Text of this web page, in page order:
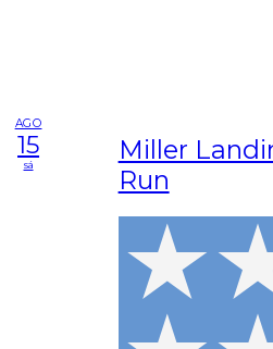
AGO
15
sá
Miller
Run